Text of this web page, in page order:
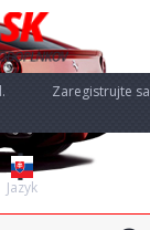
Jazyk
Zaregistrujte sa